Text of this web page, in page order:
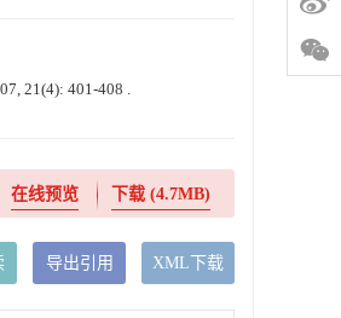
21(4): 401-408 .
在线预览 下载(4.7MB)
导出引用 XML下载